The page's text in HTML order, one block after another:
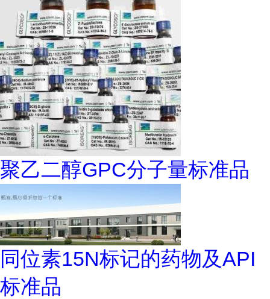
聚乙二醇GPC分子量标准品
同位素15N标记的药物及API
标准品